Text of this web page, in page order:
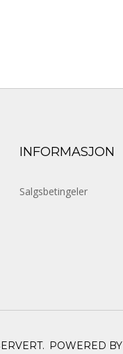
INFORMASJON
Salgsbetingeler
POWERED